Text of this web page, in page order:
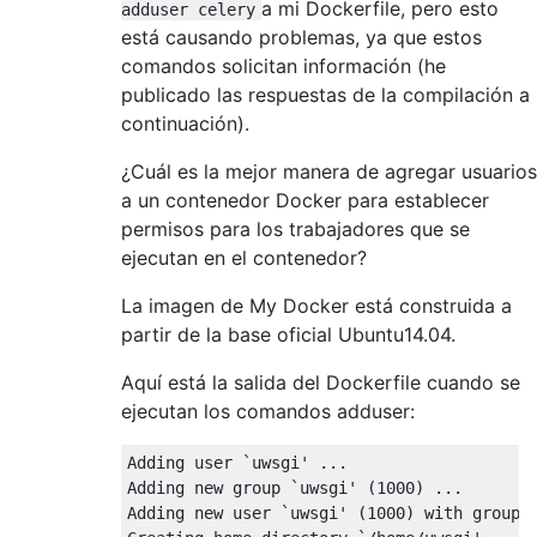
adduser celery a mi Dockerfile, pero esto
está causando problemas, ya que estos
comandos solicitan información (he
publicado las respuestas de la compilación a
continuación).
¿Cuál es la mejor manera de agregar usuarios
a un contenedor Docker para establecer
permisos para los trabajadores que se
ejecutan en el contenedor?
La imagen de My Docker está construida a
partir de la base oficial Ubuntu14.04.
Aquí está la salida del Dockerfile cuando se
ejecutan los comandos adduser:
Adding user `uwsgi' ...
Adding new group `uwsgi' (1000) ...
Adding new user `uwsgi' (1000) with